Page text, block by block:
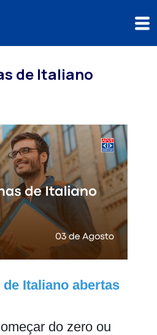
de Italiano
Italiano abertas
do zero ou